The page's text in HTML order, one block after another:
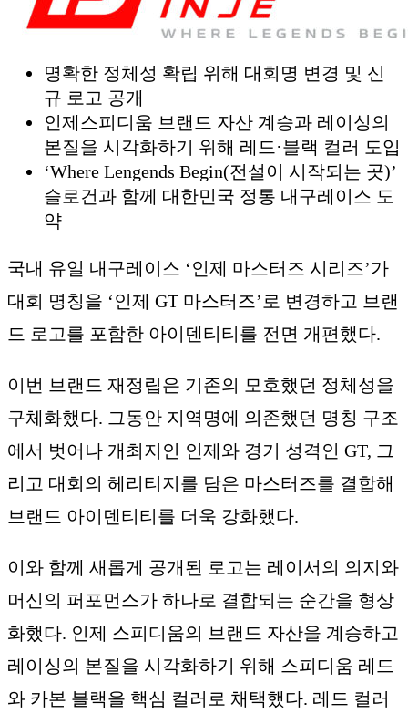
명확한 정체성 확립 위해 대회명 변경 및 신
규 로고 공개
인제스피디움 브랜드 자산 계승과 레이싱의
본질을 시각화하기 위해 레드·블랙 컬러 도입
‘Where Lengends Begin(전설이 시작되는 곳)’
슬로건과 함께 대한민국 정통 내구레이스 도
약
국내 유일 내구레이스 ‘인제 마스터즈 시리즈’가
대회 명칭을 ‘인제 GT 마스터즈’로 변경하고 브랜
드 로고를 포함한 아이덴티티를 전면 개편했다.
이번 브랜드 재정립은 기존의 모호했던 정체성을
구체화했다. 그동안 지역명에 의존했던 명칭 구조
에서 벗어나 개최지인 인제와 경기 성격인 GT, 그
리고 대회의 헤리티지를 담은 마스터즈를 결합해
브랜드 아이덴티티를 더욱 강화했다.
이와 함께 새롭게 공개된 로고는 레이서의 의지와
머신의 퍼포먼스가 하나로 결합되는 순간을 형상
화했다. 인제 스피디움의 브랜드 자산을 계승하고
레이싱의 본질을 시각화하기 위해 스피디움 레드
와 카본 블랙을 핵심 컬러로 채택했다. 레드 컬러